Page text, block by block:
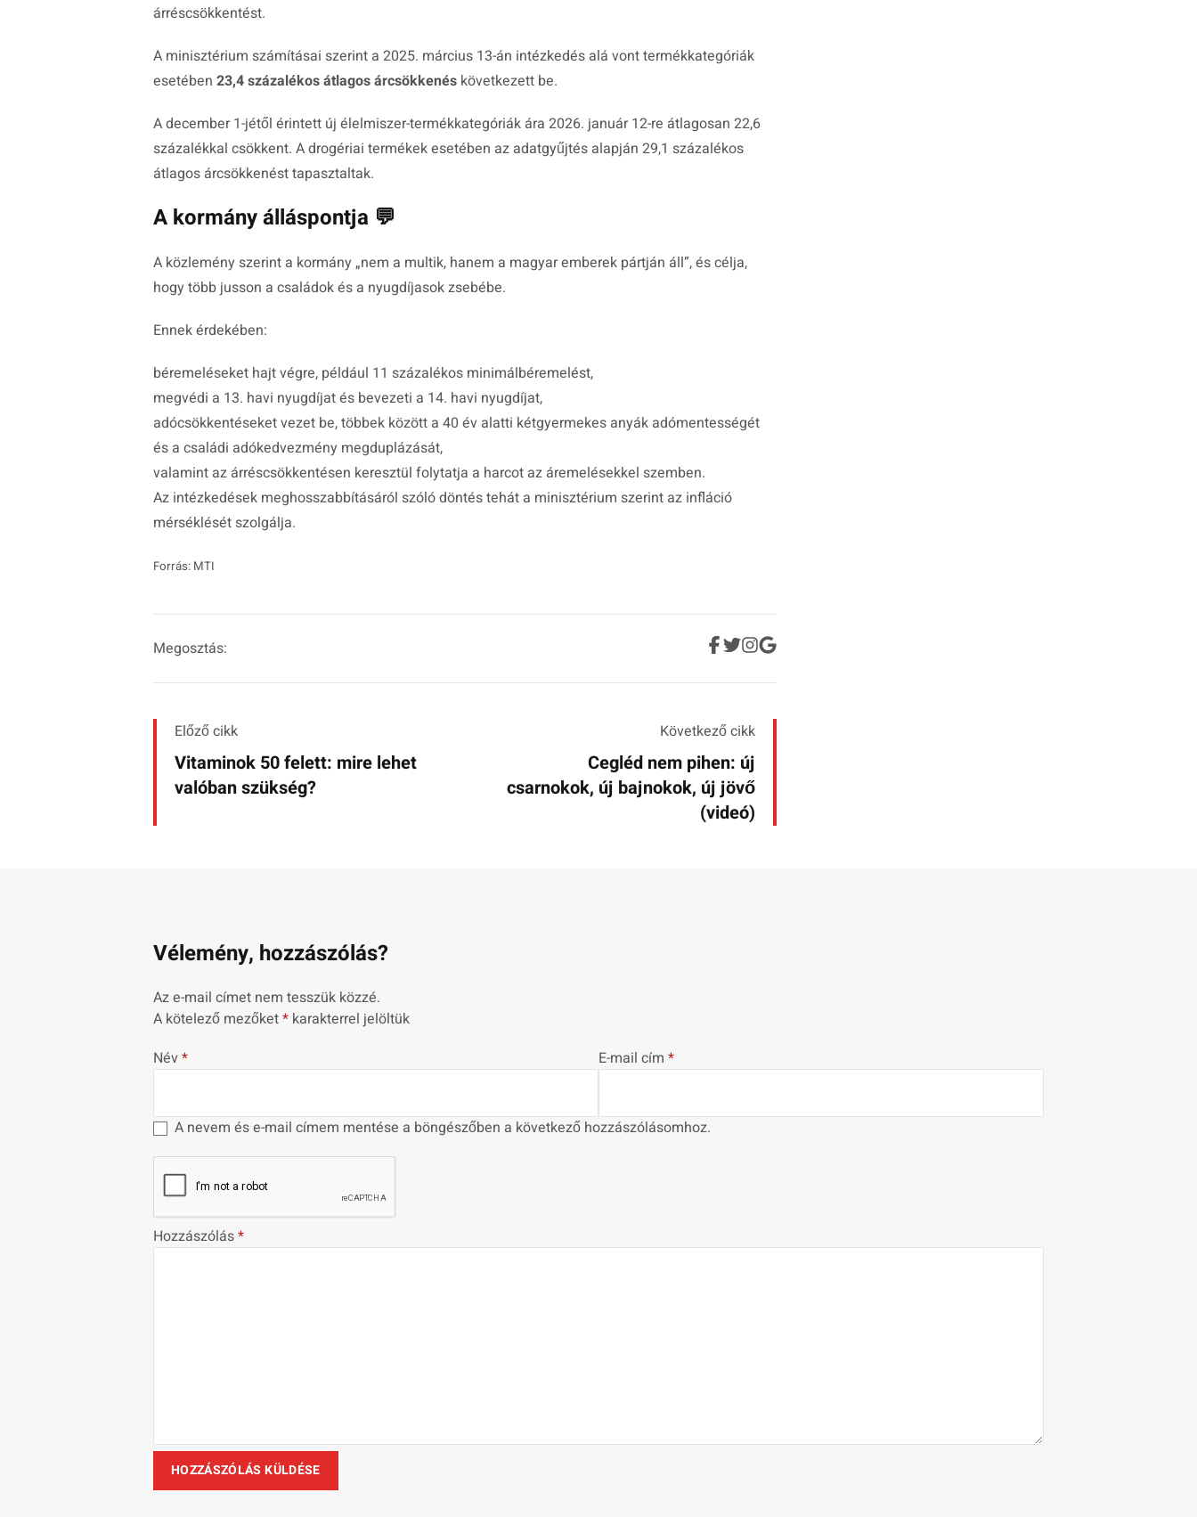
árréscsökkentést.
A minisztérium számításai szerint a 2025. március 13-án intézkedés alá vont termékkategóriák
esetében 23,4 százalékos átlagos árcsökkenés következett be.
A december 1-jétől érintett új élelmiszer-termékkategóriák ára 2026. január 12-re átlagosan 22,6
százalékkal csökkent. A drogériai termékek esetében az adatgyűjtés alapján 29,1 százalékos
átlagos árcsökkenést tapasztaltak.
A kormány álláspontja 💬
A közlemény szerint a kormány „nem a multik, hanem a magyar emberek pártján áll”, és célja,
hogy több jusson a családok és a nyugdíjasok zsebébe.
Ennek érdekében:
béremeléseket hajt végre, például 11 százalékos minimálbéremelést,
megvédi a 13. havi nyugdíjat és bevezeti a 14. havi nyugdíjat,
adócsökkentéseket vezet be, többek között a 40 év alatti kétgyermekes anyák adómentességét
és a családi adókedvezmény megduplázását,
valamint az árréscsökkentésen keresztül folytatja a harcot az áremelésekkel szemben.
Az intézkedések meghosszabbításáról szóló döntés tehát a minisztérium szerint az infláció
mérséklését szolgálja.
Forrás: MTI
Megosztás:
Előző cikk
Vitaminok 50 felett: mire lehet
valóban szükség?
Következő cikk
Cegléd nem pihen: új
csarnokok, új bajnokok, új jövő
(videó)
Vélemény, hozzászólás?
Az e-mail címet nem tesszük közzé.
A kötelező mezőket* karakterrel jelöltük
Név* E-mail cím *
A nevem és e-mail címem mentése a böngészőben a következő hozzászólásomhoz.
Hozzászólás*